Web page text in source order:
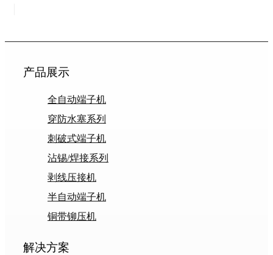
产品展示
全自动端子机
穿防水塞系列
刺破式端子机
沾锡/焊接系列
剥线压接机
半自动端子机
铜带铆压机
解决方案